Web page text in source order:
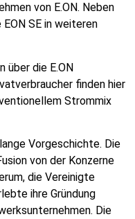
von E.ON. Neben
SE in weiteren
über die E.ON
finden hier
Strommix
Vorgeschichte. Die
von der Konzerne
die Vereinigte
ihre Gründung
Die